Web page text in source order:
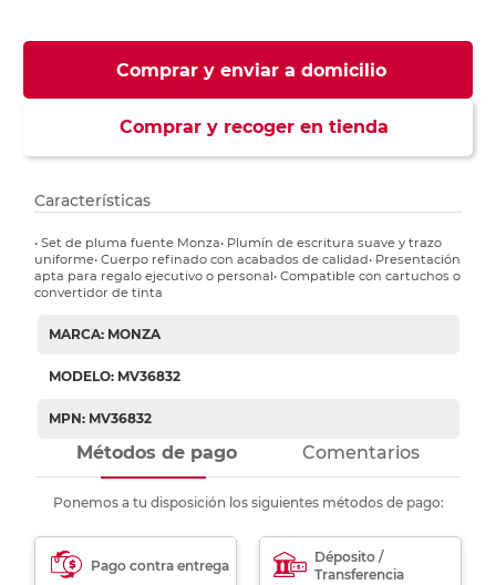
Comprar y enviar a domicilio
Comprar y recoger en tienda
Características
• Set de pluma fuente Monza• Plumín de escritura suave y trazo
uniforme• Cuerpo refinado con acabados de calidad• Presentación
apta para regalo ejecutivo o personal• Compatible con cartuchos o
convertidor de tinta
MARCA: MONZA
MODELO: MV36832
MPN: MV36832
Métodos de pago Comentarios
Ponemos a tu disposición los siguientes métodos de pago:
Pago contra entrega
Déposito /
Transferencia